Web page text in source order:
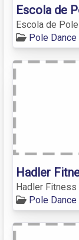
Escola de
Escola de
Pole Dance
Hadler
Hadler Fitness
Pole Dance